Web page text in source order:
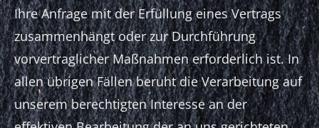
Ihre Anfrage mit der Erfüllung eines Vertrags
zusammenhängt oder zur Durchführung
vorvertraglicher Maßnahmen erforderlich ist. In
allen übrigen Fällen beruht die Verarbeitung auf
unserem berechtigten Interesse an der